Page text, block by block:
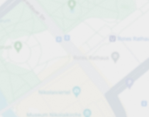
Åben nu